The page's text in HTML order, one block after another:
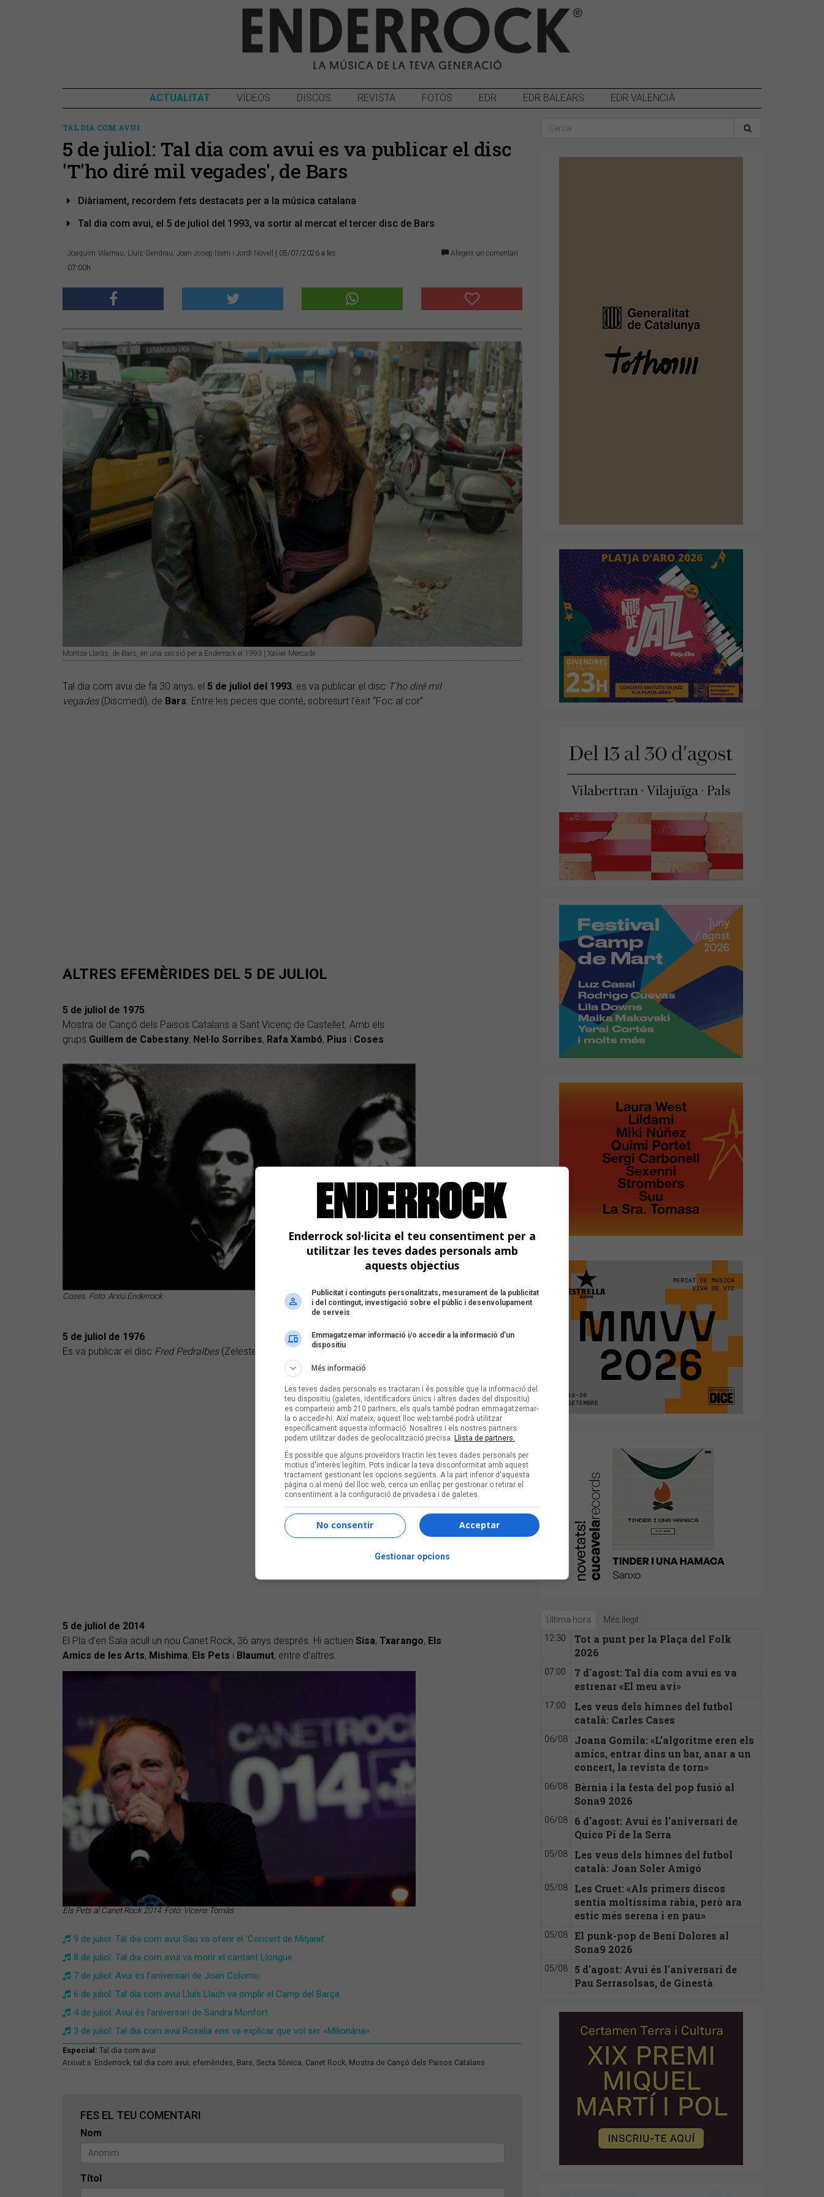
ACTUALITAT VÍDEOS DISCOS REVISTA FOTOS EDR EDR BALEARS EDR VALENCIÀ
TAL DIA COM AVUI
5 de juliol: Tal dia com avui es va publicar el disc
'T'ho diré mil vegades', de Bars
Diàriament, recordem fets destacats per a la música catalana
Tal dia com avui, el 5 de juliol del 1993, va sortir al mercat el tercer disc de Bars
Joaquim Vilarnau, Lluís Gendrau, Joan Josep Isern i Jordi Novell
| 05/07/2026 a les
07:00h
Afegeix un comentari
Montse Llaràs, de Bars, en una sessió per a Enderrock el 1993 | Xavier Mercadé
Tal dia com avui de fa 30 anys, el 5 de juliol del 1993, es va publicar el disc T’ho diré mil
vegades(Discmedi), de Bars. Entre les peces que conté, sobresurt l’èxit “Foc al cor”.
ALTRES EFEMÈRIDES DEL 5 DE JULIOL
5 de juliol de 1975
Mostra de Cançó dels Països Catalans a Sant Vicenç de Castellet. Amb els
grups Guillem de Cabestany, Nel·lo Sorribes, Rafa Xambó, Pius i Coses.
Coses. Foto: Arxiu Enderrock
5 de juliol de 1976
Es va publicar el disc Fred Pedralbes(Zeleste-Edigsa), de Secta Sònica
5 de juliol de 2014
El Pla d’en Sala acull un nou Canet Rock, 36 anys després. Hi actuen Sisa, Txarango, Els
Amics de les Arts, Mishima, Els Pets i Blaumut, entre d’altres.
Els Pets al Canet Rock 2014. Foto: Vicens Tomàs
9 de juliol: Tal dia com avui Sau va oferir el 'Concert de Mitjanit'
8 de juliol: Tal dia com avui va morir el cantant Llongue
7 de juliol: Avui és l'aniversari de Joan Colomo
6 de juliol: Tal dia com avui Lluís Llach va omplir el Camp del Barça
4 de juliol: Avui és l'aniversari de Sandra Monfort
3 de juliol: Tal dia com avui Rosalia ens va explicar que vol ser «Milionària»
Especial: Tal dia com avui
Arxivat a: Enderrock,tal dia com avui, efemèrides, Bars, Secta Sònica, Canet Rock, Mostra de Cançó dels Països Catalans
FES EL TEU COMENTARI
Nom
Títol
Última hora Més llegit
12:30
Tot a punt per la Plaça del Folk
2026
07:00
7 d'agost: Tal dia com avui es va
estrenar «El meu avi»
17:00
Les veus dels himnes del futbol
català: Carles Cases
06/08
Joana Gomila: «L’algoritme eren els
amics, entrar dins un bar, anar a un
concert, la revista de torn»
06/08
Bèrnia i la festa del pop fusió al
Sona9 2026
06/08
6 d'agost: Avui és l'aniversari de
Quico Pi de la Serra
05/08
Les veus dels himnes del futbol
català: Joan Soler Amigó
05/08
Les Cruet: «Als primers discos
sentia moltíssima ràbia, però ara
estic més serena i en pau»
05/08
El punk-pop de Beni Dolores al
Sona9 2026
05/08
5 d'agost: Avui és l'aniversari de
Pau Serrasolsas, de Ginestà
Enderrock sol·licita el teu consentiment per a
utilitzar les teves dades personals amb
aquests objectius
Publicitat i continguts personalitzats, mesurament de la publicitat
i del contingut, investigació sobre el públic i desenvolupament
de serveis
Emmagatzemar informació i/o accedir a la informació d’un
dispositiu
Més informació
Les teves dades personals es tractaran i és possible que la informació del
teu dispositiu (galetes, identificadors únics i altres dades del dispositiu)
es comparteixi amb 210 partners, els quals també podran emmagatzemar-
la o accedir-hi. Així mateix, aquest lloc web també podrà utilitzar
específicament aquesta informació. Nosaltres i els nostres partners
podem utilitzar dades de geolocalització precisa. Llista de partners.
És possible que alguns proveïdors tractin les teves dades personals per
motius d'interès legítim. Pots indicar la teva disconformitat amb aquest
tractament gestionant les opcions següents. A la part inferior d'aquesta
pàgina o al menú del lloc web, cerca un enllaç per gestionar o retirar el
consentiment a la configuració de privadesa i de galetes.
Acceptar
No consentir
Gestionar opcions